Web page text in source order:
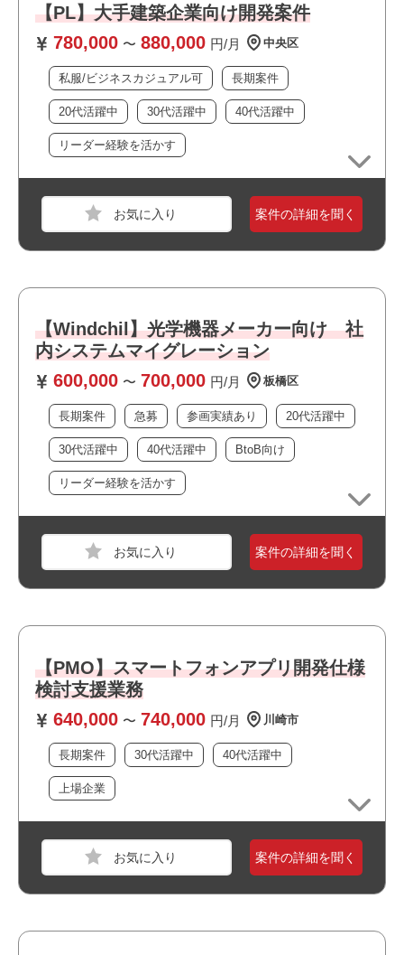
【PL】大手建築企業向け開発案件
780,000 〜 880,000 円/月 中央区
私服/ビジネスカジュアル可 長期案件
20代活躍中 30代活躍中 40代活躍中
リーダー経験を活かす
案件の詳細を聞く
【Windchil】光学機器メーカー向け 社
内システムマイグレーション
600,000 〜 700,000 円/月 板橋区
長期案件 急募 参画実績あり 20代活躍中
30代活躍中 40代活躍中 BtoB向け
リーダー経験を活かす
必須スキル
・ドキュメンテーションスキルのある方
・IT知見がない方向けにマニュアルを作成した経験がある
・指示待ちでなく率先して動ける方（顧客や社内での意見
出しなど）
案件の詳細を聞く
【PMO】スマートフォンアプリ開発仕様
検討支援業務
640,000 〜 740,000 円/月 川崎市
長期案件 30代活躍中 40代活躍中
上場企業
PM
・スマートフォンアプリ開発の実務経験(仕様、開発、評価
など）
おすすめポイント
・駅近でアクセス良好です
・上流工程に携われます
・上場企業の案件です
・残業が少なめの環境です
・私服/ビジネスカジュアルでの勤務が可能です
案件の詳細を聞く
PM
必須スキル
・Accessを使用した業務経験
・複雑なSQLの書き起こしをした経験
・Excelを使用した複雑な関数を組み合わせた関数式の作成
経験
・VBAでのフォームやクラスモジュールを用いた開発経験
・UiPathを使用した業務経験
・StudioXを使用したRPAの作成、編集経験
・顧客折衝経験
おすすめポイント
職種
PM
保険
スキル
Excel
必須スキル